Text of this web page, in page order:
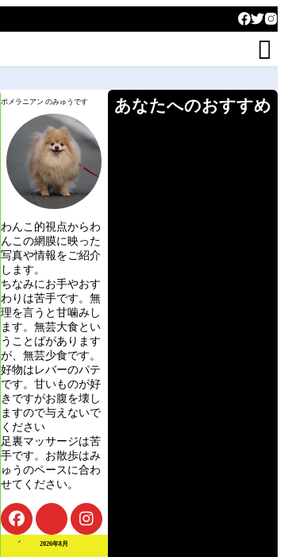

ポメラニアン のみゅうです
わんこ的視点からわ
んこの網膜に映った
写真や情報をご紹介
します。
ちなみにお手やおす
わりは苦手です。無
理を言うと甘噛みし
ます。無芸大食とい
うことばがあります
が、無芸少食です。
好物はレバーのパテ
です。甘いものが好
きですがお腹を壊し
ますので与えないで
ください
足裏マッサージは苦
手です。お散歩はみ
ゅうのペースに合わ
せてください。
2026年8月
あなたへのおすすめ